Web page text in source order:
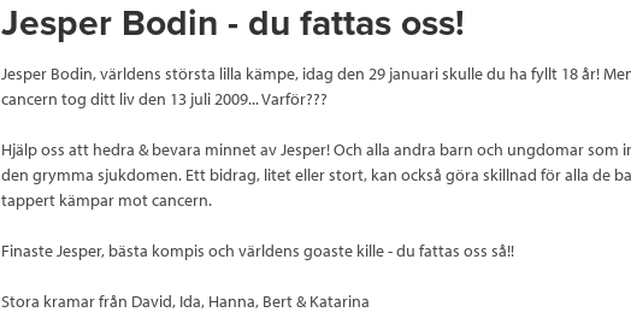
Jesper Bodin - du fattas oss!
Jesper Bodin, världens största lilla kämpe, idag den 29 januari skulle du ha fyllt 18 år!
cancern tog ditt liv den 13 juli 2009... Varför???
Hjälp oss att hedra & bevara minnet av Jesper! Och alla andra barn och ungdomar som
den grymma sjukdomen. Ett bidrag, litet eller stort, kan också göra skillnad för alla de
tappert kämpar mot cancern.
Finaste Jesper, bästa kompis och världens goaste kille - du fattas oss så!!
Stora kramar från David, Ida, Hanna, Bert & Katarina